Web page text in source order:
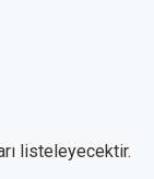
listeleyecektir.